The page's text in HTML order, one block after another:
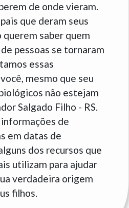
de onde vieram.
que deram seus
querem saber quem
pessoas se tornaram
essas
mesmo que seu
não estejam
Salgado Filho - RS.
de
em datas de
dos recursos que
utilizam para ajudar
verdadeira origem
filhos.